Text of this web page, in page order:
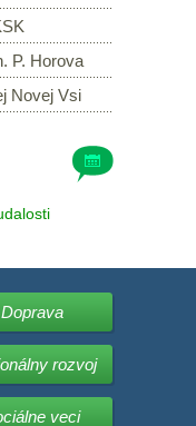
P. Horova
Novej Vsi
Doprava
rozvoj
veci